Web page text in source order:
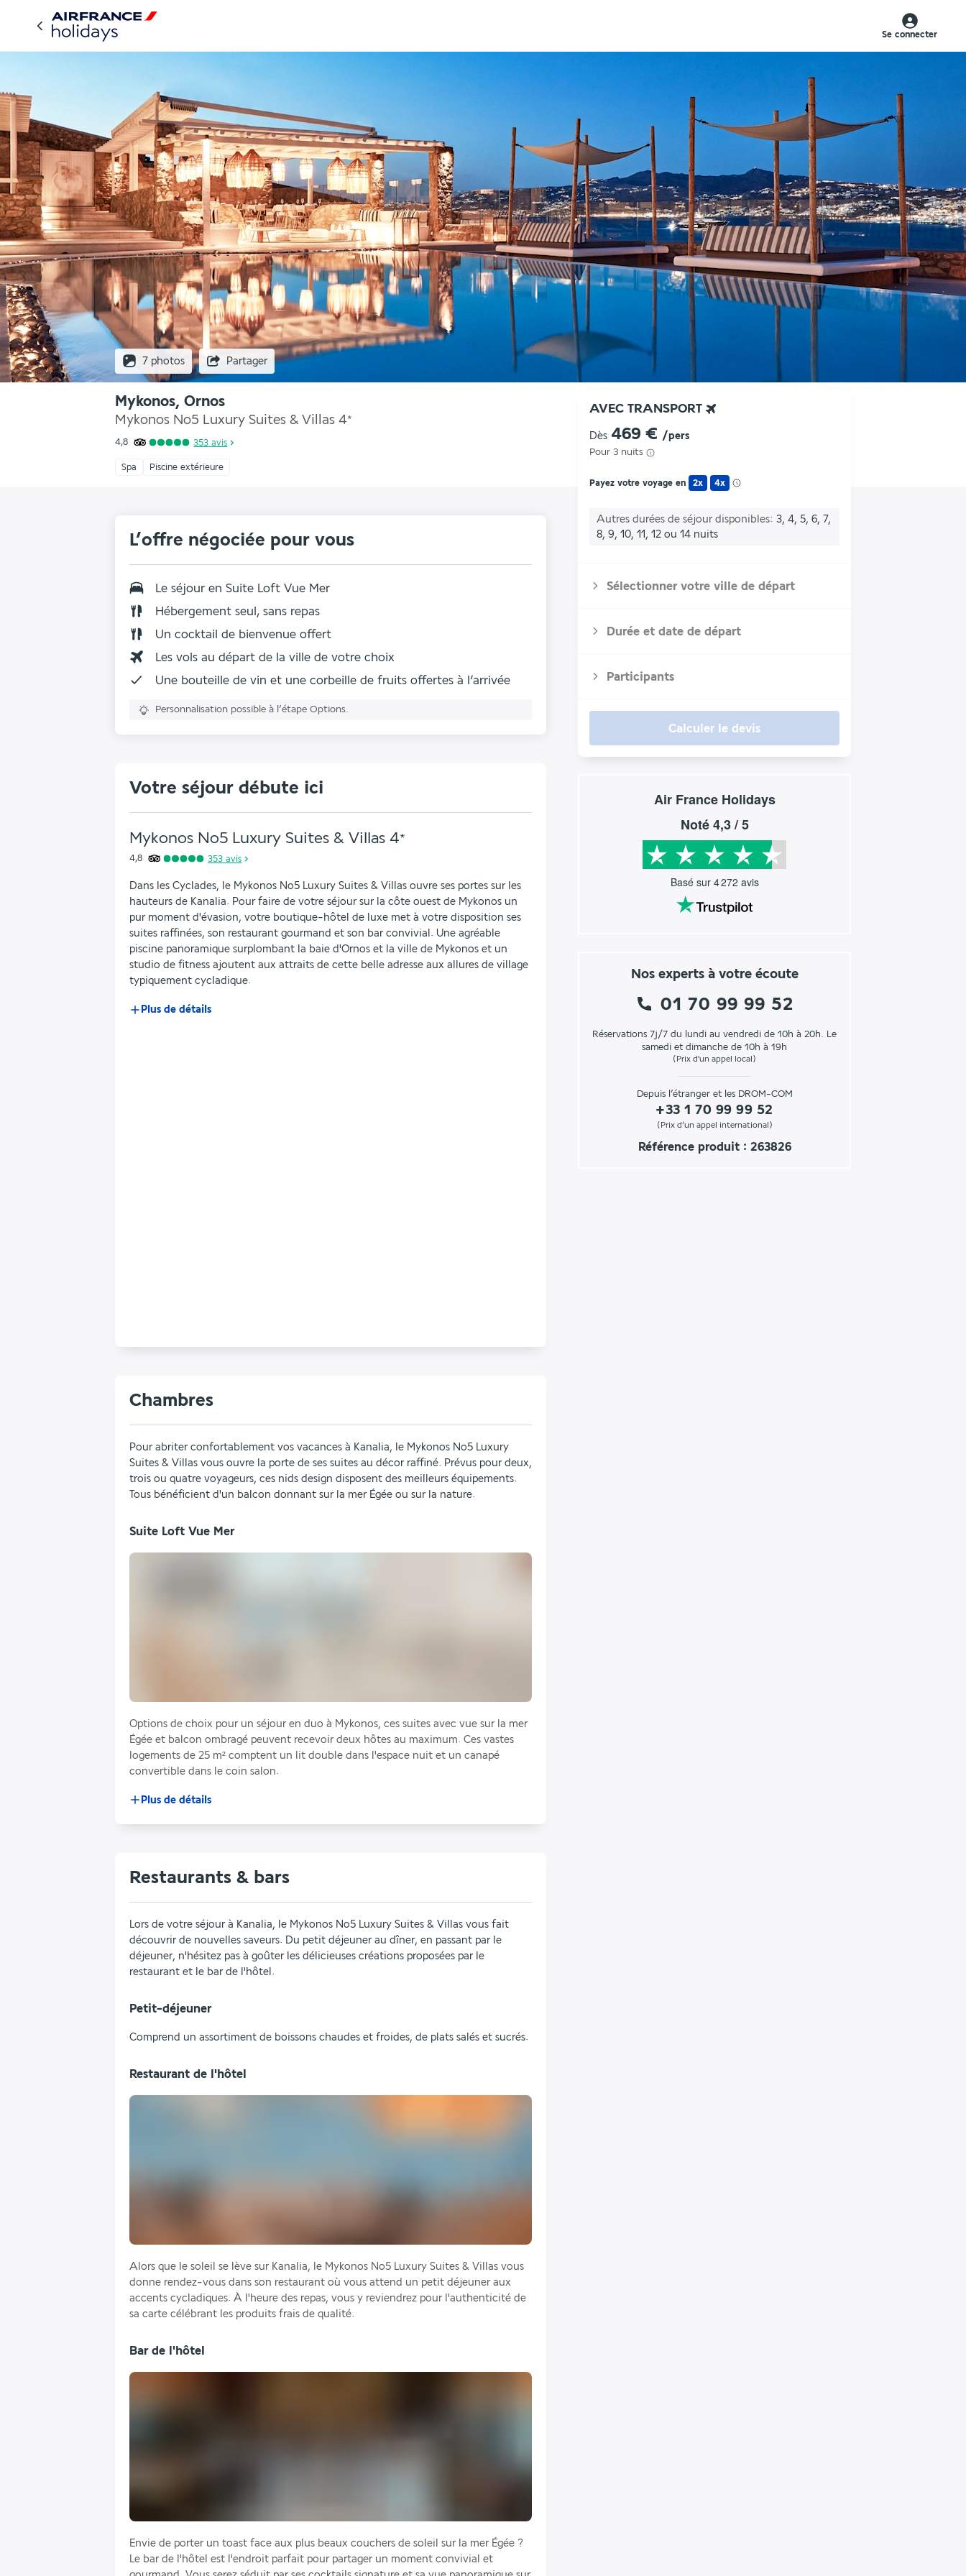
Se connecter
7 photos Partager
Mykonos, Ornos
Mykonos No5 Luxury Suites & Villas 4*
4,8 353 avis
Spa Piscine extérieure
AVEC TRANSPORT
Dès 469 € /pers
Pour 3 nuits
Payez votre voyage en 2x 4x
Autres durées de séjour disponibles 3, 4, 5, 6, 7,
8, 9, 10, 11, 12 ou 14 nuits
Sélectionner votre ville de départ
Durée et date de départ
Participants
Calculer le devis
Air France Holidays
Noté4,3/ 5
Basé sur 4 272 avis
Nos experts à votre écoute
01 70 99 99 52
Réservations 7j/7 du lundi au vendredi de 10h à 20h. Le
samedi et dimanche de 10h à 19h
(Prix d'un appel local)
Depuis l’étranger et les DROM-COM
+33 1 70 99 99 52
(Prix d’un appel international)
Référence produit : 263826
L’offre négociée pour vous
Le séjour en Suite Loft Vue Mer
Hébergement seul, sans repas
Un cocktail de bienvenue offert
Les vols au départ de la ville de votre choix
Une bouteille de vin et une corbeille de fruits offertes à l’arrivée
Personnalisation possible à l’étape Options.
Votre séjour débute ici
Mykonos No5 Luxury Suites & Villas 4*
4,8 353 avis
Dans les Cyclades, le Mykonos No5 Luxury Suites & Villas ouvre ses portes sur les
hauteurs de Kanalia. Pour faire de votre séjour sur la côte ouest de Mykonos un
pur moment d'évasion, votre boutique-hôtel de luxe met à votre disposition ses
suites raffinées, son restaurant gourmand et son bar convivial. Une agréable
piscine panoramique surplombant la baie d'Ornos et la ville de Mykonos et un
studio de fitness ajoutent aux attraits de cette belle adresse aux allures de village
typiquement cycladique.
Plus de détails
Chambres
Pour abriter confortablement vos vacances à Kanalia, le Mykonos No5 Luxury
Suites & Villas vous ouvre la porte de ses suites au décor raffiné. Prévus pour deux,
trois ou quatre voyageurs, ces nids design disposent des meilleurs équipements.
Tous bénéficient d'un balcon donnant sur la mer Égée ou sur la nature.
Suite Loft Vue Mer
Options de choix pour un séjour en duo à Mykonos, ces suites avec vue sur la mer
Égée et balcon ombragé peuvent recevoir deux hôtes au maximum. Ces vastes
logements de 25 m² comptent un lit double dans l'espace nuit et un canapé
convertible dans le coin salon.
Plus de détails
Restaurants & bars
Lors de votre séjour à Kanalia, le Mykonos No5 Luxury Suites & Villas vous fait
découvrir de nouvelles saveurs. Du petit déjeuner au dîner, en passant par le
déjeuner, n'hésitez pas à goûter les délicieuses créations proposées par le
restaurant et le bar de l'hôtel.
Petit-déjeuner
Comprend un assortiment de boissons chaudes et froides, de plats salés et sucrés.
Restaurant de l'hôtel
Alors que le soleil se lève sur Kanalia, le Mykonos No5 Luxury Suites & Villas vous
donne rendez-vous dans son restaurant où vous attend un petit déjeuner aux
accents cycladiques. À l'heure des repas, vous y reviendrez pour l'authenticité de
sa carte célébrant les produits frais de qualité.
Bar de l'hôtel
Envie de porter un toast face aux plus beaux couchers de soleil sur la mer Égée ?
Le bar de l'hôtel est l'endroit parfait pour partager un moment convivial et